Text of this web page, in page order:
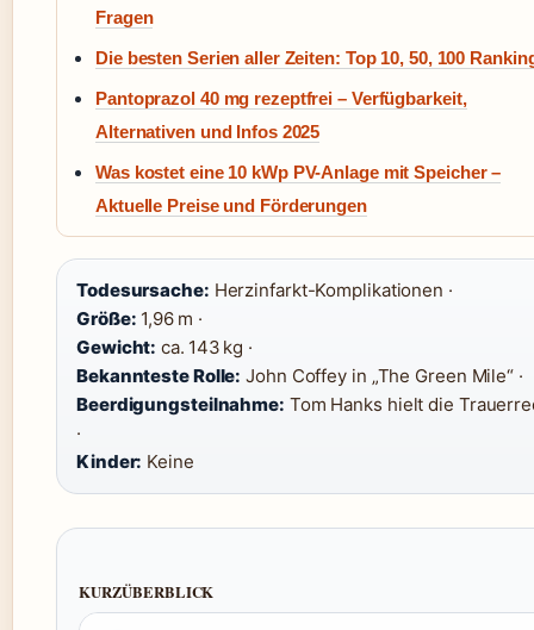
Fragen
Die besten Serien aller Zeiten: Top 10, 50, 100
Pantoprazol 40 mg rezeptfrei – Verfügbarkeit,
Alternativen und Infos 2025
Was kostet eine 10 kWp PV-Anlage mit Speicher –
Aktuelle Preise und Förderungen
Todesursache: Herzinfarkt-Komplikationen ·
Größe: 1,96 m ·
Gewicht: ca. 143 kg ·
Bekannteste Rolle: John Coffey in „The Green Mile“ ·
Beerdigungsteilnahme: Tom Hanks hielt die
·
Kinder: Keine
KURZÜBERBLICK